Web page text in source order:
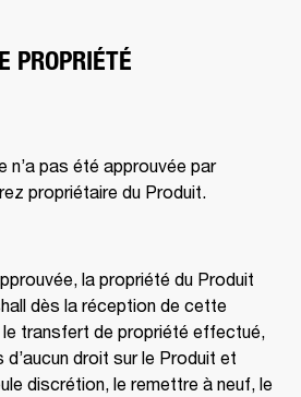
PROPRIÉTÉ
n’a pas été approuvée par
propriétaire du Produit.
la propriété du Produit
dès la réception de cette
transfert de propriété effectué,
droit sur le Produit et
discrétion, le remettre à neuf, le